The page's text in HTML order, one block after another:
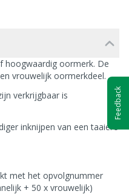
hoogwaardig oormerk. De
vrouwelijk oormerkdeel.
verkrijgbaar is
inknijpen van een taaiere
met het opvolgnummer
+ 50 x vrouwelijk)
Feedback